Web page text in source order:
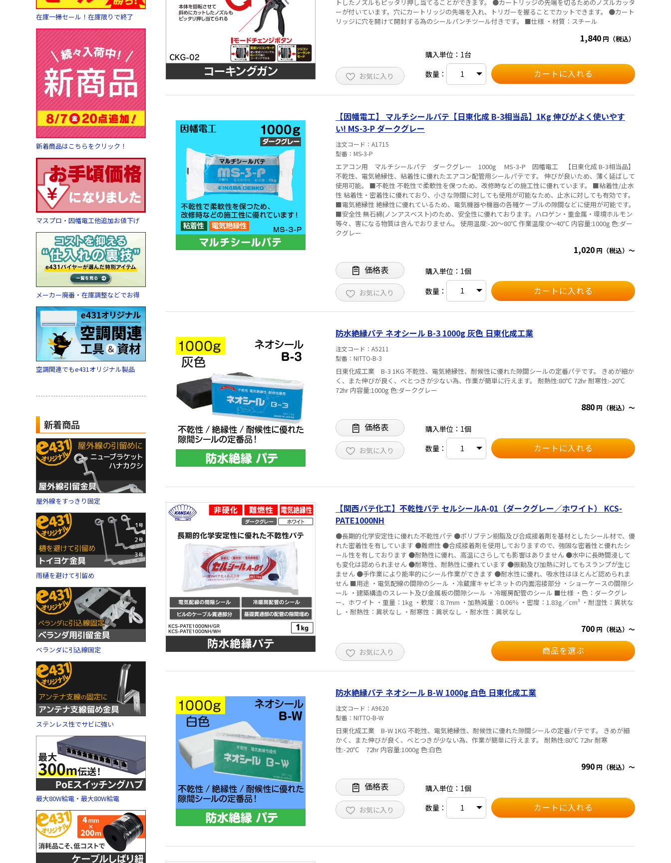
在庫一掃セール！在庫限りで終了
新着商品はこちらをクリック！
マスプロ・因幡電工他追加お値下げ
メーカー廃番・在庫調整などでお得
空調関連でもe431オリジナル製品
新着商品
屋外線をすっきり固定
雨樋を避けて引留め
ベランダに引込線固定
ステンレス性でサビに強い
最大80W給電・最大80W給電
トしたノズルもピッタリ押し当てることができます。 ●カートリッジの先端を切るためのノズルカッタ
ーが付いています。穴にカートリッジの先端を入れ、トリガーを握ることでカットできます。 ●カート
リッジに穴を開けて開封する為のシールパンチツール付きです。 ■仕様 ・材質：スチール
1,840 円（税込）
お気に入り
購入単位：1台
数量：
【因幡電工】 マルチシールパテ【日東化成 B-3相当品】1Kg 伸びがよく使いやす
い! MS-3-P ダークグレー
注文コード
A1715
型番
MS-3-P
エアコン用 マルチシールパテ ダークグレー 1000g MS-3-P 因幡電工 【日東化成 B-3相当品】
不乾性、電気絶縁性、粘着性に優れたエアコン配管用シールパテです。 伸びが良いため、薄く延ばして
使用可能。 ■不乾性 不乾性で柔軟性を保つため、改修時などの施工性に優れています。 ■粘着性/止水
性 粘着性・密着性に優れており、小さな隙間に対しても使用が可能なため、止水に対しても有効です。
■電気絶縁性 絶縁性に優れているため、電気機器や機器の各種ケーブルの隙間などに使用が可能です。
■安全性 無石綿(ノンアスベスト)のため、安全性に優れております。ハロゲン・重金属・環境ホルモン
等々、害になる物質は含んでおりません。 使用温度:-20～80℃ 作業温度:0～40℃ 内容量:1000g 色:ダー
クグレー
1,020 円（税込）～
価格表
お気に入り
購入単位：1個
数量：
防水絶縁パテ ネオシール B-3 1000g 灰色 日東化成工業
注文コード
A5211
型番
NITTO-B-3
日東化成工業 B-3 1KG 不乾性、電気絶縁性、耐候性に優れた隙間シールの定番パテです。 きめが細か
く、また伸びが良く、べとつきが少ない為、作業が簡単に行えます。 耐熱性:80℃ 72hr 耐寒性:-20℃
72hr 内容量:1000g 色:ダークグレー
880 円（税込）～
価格表
お気に入り
購入単位：1個
数量：
【関西パテ化工】不乾性パテ セルシールA-01（ダークグレー／ホワイト） KCS-
PATE1000NH
●長期的化学安定性に優れた不乾性パテ ●ポリブテン樹脂及び合成接着剤を基材としたシール材で、優
れた密着性を有しています ●難燃性 ●合成接着剤を使用しておりますので、強固な密着性と優れたシ
ール性を有しております ●耐熱性に優れ、高温にさらしても影響はありません ●水中に長時間浸して
も変化は認められません ●耐寒性、耐熱性に優れています ●振動及び加熱に対してもスランプが生じ
ません ●手作業により能率的にシール作業ができます ●耐水性に優れ、吸水性はほとんど認められま
せん ■用途 ・電気配線の間隙のシール ・冷蔵庫キャビネットの内面溶接部分 ・ショーケースの間隙シ
ール ・建築構造のスレート及び金属板の間隙シール ・冷暖房配管のシール ■仕様 ・色：ダークグレ
ー、ホワイト ・重量：1kg ・軟度：8.7mm ・加熱減量：0.06％ ・密度：1.83g／cm³ ・耐湿性：異状な
し ・耐熱性：異状なし ・耐寒性：異状なし ・耐水性：異状なし
700 円（税込）～
お気に入り 商品を選ぶ
防水絶縁パテ ネオシール B-W 1000g 白色 日東化成工業
注文コード
A9620
型番
NITTO-B-W
日東化成工業 B-W 1KG 不乾性、電気絶縁性、耐候性に優れた隙間シールの定番パテです。 きめが細
かく、また伸びが良く、べとつきが少ない為、作業が簡単に行えます。 耐熱性:80℃ 72hr 耐寒
性:-20℃ 72hr 内容量:1000g 色:白色
990 円（税込）～
価格表
お気に入り
購入単位：1個
数量：